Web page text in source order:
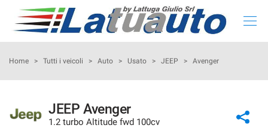
HOME
LISTA USATO
Home > Tutti i veicoli > Auto > Usato > JEEP > Avenger
JEEP Avenger
1.2 turbo Altitude fwd 100cv